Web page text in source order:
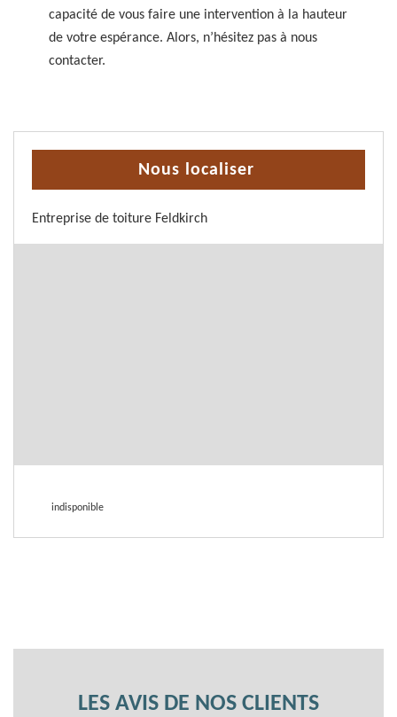
capacité de vous faire une intervention à la hauteur
de votre espérance. Alors, n’hésitez pas à nous
contacter.
Nous localiser
Entreprise de toiture Feldkirch
indisponible
LES AVIS DE NOS CLIENTS